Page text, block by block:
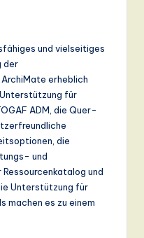
und vielseitiges
der
erheblich
für
ADM, die Quer-
die
und
und
Unterstützung für
machen es zu einem